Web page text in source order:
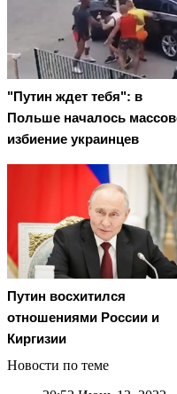
"Путин ждет тебя": в
Польше началось
избиение украинцев
Путин восхитился
отношениями России и
Киргизии
Новости по теме